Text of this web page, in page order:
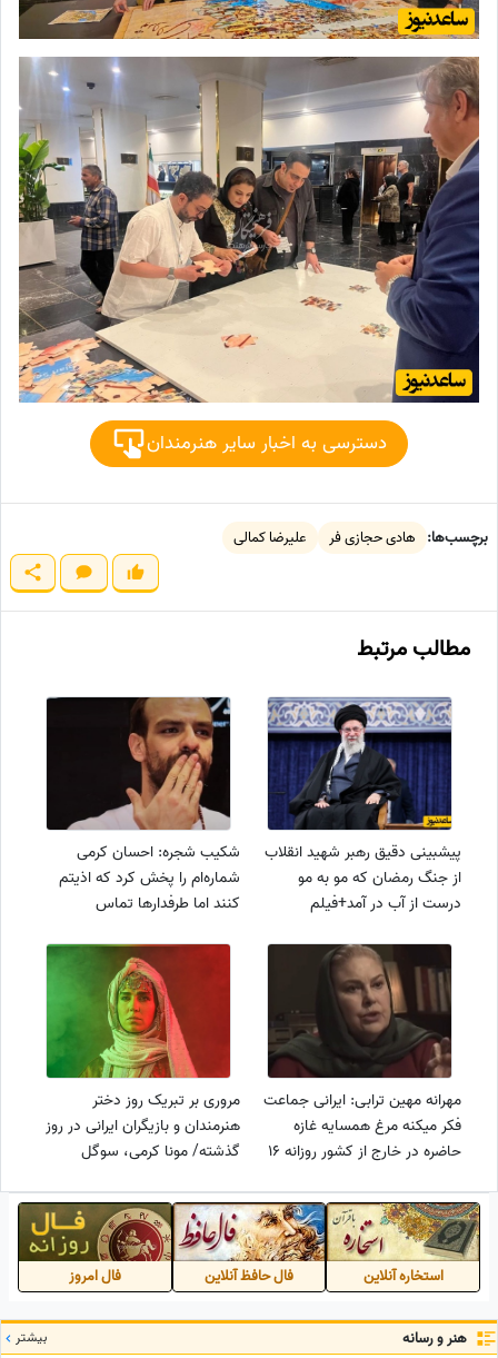
دسترسی به اخبار سایر هنرمندان
برچسب‌ها: هادی حجازی فر علیرضا کمالی
مطالب مرتبط
پیشبینی دقیق رهبر شهید انقلاب
از جنگ رمضان که مو به مو
درست از آب در آمد+فیلم
شکیب شجره: احسان کرمی
شماره‌ام را پخش کرد که اذیتم
کنند اما طرفدارها تماس
مهرانه مهین ترابی: ایرانی جماعت
فکر میکنه مرغ همسایه غازه
حاضره در خارج از کشور روزانه 16
خودش دائم غر می زنه!+فیلم
مروری بر تبریک روز دختر
هنرمندان و بازیگران ایرانی در روز
گذشته/ مونا کرمی، سوگل
احمدیه و...
استخاره آنلاین فال حافظ آنلاین فال امروز
هنر و رسانه بیشتر